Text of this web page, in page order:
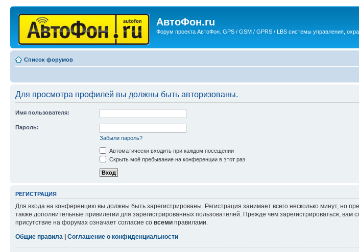
АвтоФон.ru
Форум проекта АвтоФон. GPS / GSM / GPRS / LBS системы управления,
Список форумов
Для просмотра профилей вы должны быть авторизованы.
Имя пользователя:
Пароль:
Забыли пароль?
Автоматически входить при каждом посещении
Скрыть моё пребывание на конференции в этот раз
РЕГИСТРАЦИЯ
Для входа на конференцию вы должны быть зарегистрированы. Регистрация занимает всего несколько минут, но
также дополнительные привилегии для зарегистрированных пользователей. Прежде чем зарегистрироваться,
присутствие на форумах означает согласие со всеми правилами.
Общие правила | Соглашение о конфиденциальности